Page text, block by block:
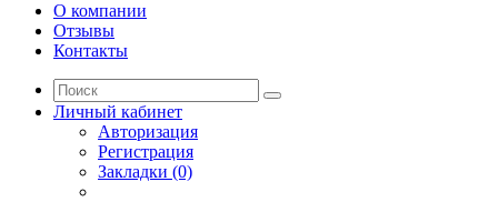
О компании
Отзывы
Контакты
Личный кабинет
Авторизация
Регистрация
Закладки (0)